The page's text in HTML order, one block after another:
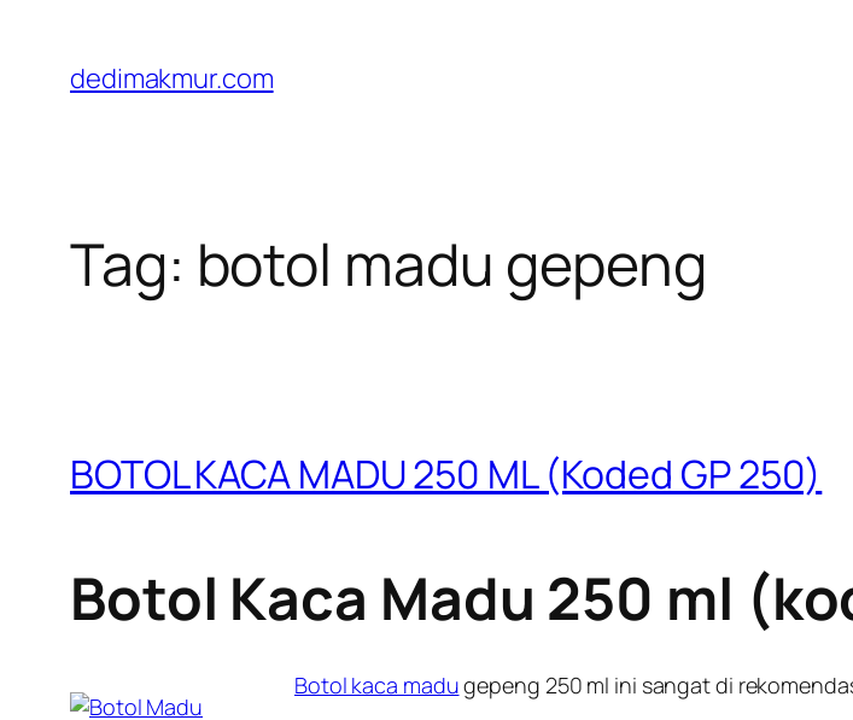
content
dedimakmur.com
Tag: botol madu gepeng
BOTOL KACA MADU 250 ML (Koded GP 250)
Botol Kaca Madu 250 ml
Botol kaca madugepeng 250 ml ini sangat di